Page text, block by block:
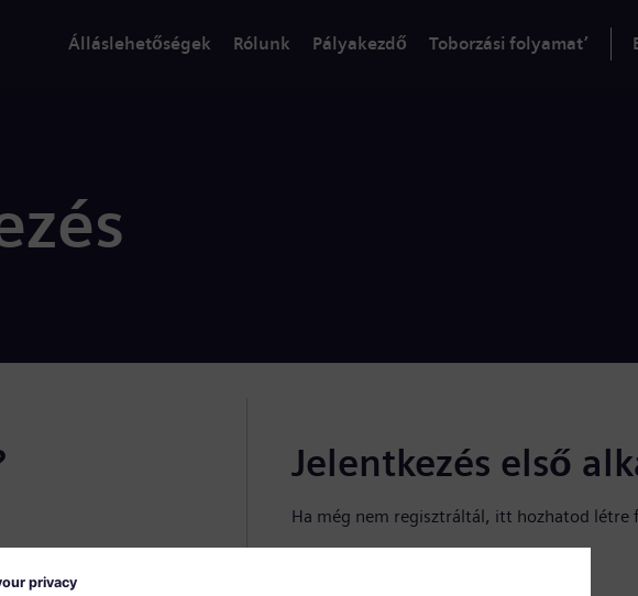
Álláslehetőségek Rólunk Pályakezdő Toborzási folyamat’
Jelentkezés első
Ha még nem regisztráltál, itt hozhatod létre